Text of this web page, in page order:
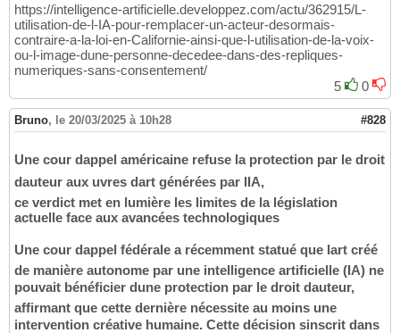
https://intelligence-artificielle.developpez.com/actu/362915/L-
utilisation-de-l-IA-pour-remplacer-un-acteur-desormais-
contraire-a-la-loi-en-Californie-ainsi-que-l-utilisation-de-la-voix-
ou-l-image-dune-personne-decedee-dans-des-repliques-
numeriques-sans-consentement/
5
0
Bruno, le 20/03/2025 à 10h28 #828
Une cour dappel américaine refuse la protection par le droit
dauteur aux uvres dart générées par lIA,
ce verdict met en lumière les limites de la législation
actuelle face aux avancées technologiques
Une cour dappel fédérale a récemment statué que lart créé
de manière autonome par une intelligence artificielle (IA) ne
pouvait bénéficier dune protection par le droit dauteur,
affirmant que cette dernière nécessite au moins une
intervention créative humaine. Cette décision sinscrit dans